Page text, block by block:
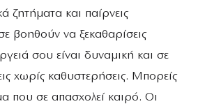
ζητήματα και παίρνεις
βοηθούν να ξεκαθαρίσεις
σου είναι δυναμική και σε
χωρίς καθυστερήσεις. Μπορείς
που σε απασχολεί καιρό. Οι